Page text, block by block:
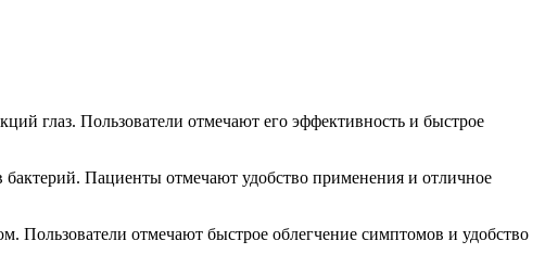
глаз. Пользователи отмечают его эффективность и быстрое
Пациенты отмечают удобство применения и отличное
отмечают быстрое облегчение симптомов и удобство